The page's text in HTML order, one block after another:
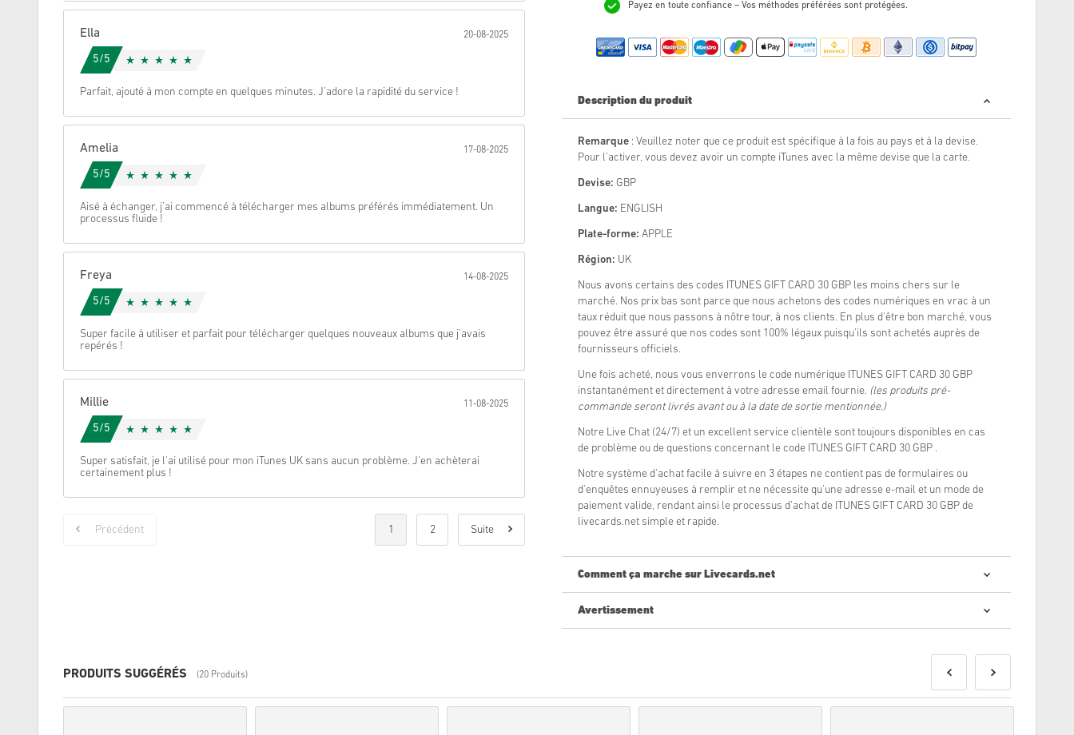
Annulez
Ella 20-08-2025
5/5
Parfait, ajouté à mon compte en quelques minutes. J'adore la rapidité du service !
Amelia 17-08-2025
5/5
Aisé à échanger, j’ai commencé à télécharger mes albums préférés immédiatement. Un
processus fluide !
Freya 14-08-2025
5/5
Super facile à utiliser et parfait pour télécharger quelques nouveaux albums que j'avais
repérés !
Millie 11-08-2025
5/5
Super satisfait, je l'ai utilisé pour mon iTunes UK sans aucun problème. J'en achèterai
certainement plus !
Précédent 1 2 Suite
Payez en toute confiance – Vos méthodes préférées sont protégées.
Description du produit
Remarque : Veuillez noter que ce produit est spécifique à la fois au pays et à la devise.
Pour l'activer, vous devez avoir un compte iTunes avec la même devise que la carte.
Devise: GBP
Langue: ENGLISH
Plate-forme: APPLE
Région: UK
Nous avons certains des codes ITUNES GIFT CARD 30 GBP les moins chers sur le
marché. Nos prix bas sont parce que nous achetons des codes numériques en vrac à un
taux réduit que nous passons à nôtre tour, à nos clients. En plus d'être bon marché, vous
pouvez être assuré que nos codes sont 100% légaux puisqu'ils sont achetés auprès de
fournisseurs officiels.
Une fois acheté, nous vous enverrons le code numérique ITUNES GIFT CARD 30 GBP
instantanément et directement à votre adresse email fournie. (les produits pré-
commande seront livrés avant ou à la date de sortie mentionnée.)
Notre Live Chat (24/7) et un excellent service clientèle sont toujours disponibles en cas
de problème ou de questions concernant le code ITUNES GIFT CARD 30 GBP .
Notre système d'achat facile à suivre en 3 étapes ne contient pas de formulaires ou
d'enquêtes ennuyeuses à remplir et ne nécessite qu'une adresse e-mail et un mode de
paiement valide, rendant ainsi le processus d'achat de ITUNES GIFT CARD 30 GBP de
livecards.net simple et rapide.
Comment ça marche sur Livecards.net
Nouveau sur Livecards.net ? Acheter des codes numériques est rapide et facile :
Avertissement
Les achats considérés pour un usage commercial ne seront pas acceptés.
Vous achetez un produit numérique seulement.
PRODUITS SUGGÉRÉS (20 Produits)